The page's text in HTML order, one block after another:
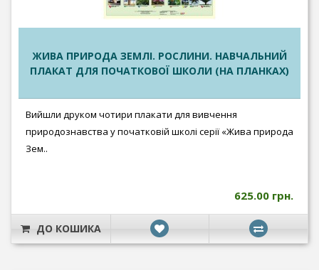
ЖИВА ПРИРОДА ЗЕМЛІ. РОСЛИНИ. НАВЧАЛЬНИЙ
ПЛАКАТ ДЛЯ ПОЧАТКОВОЇ ШКОЛИ (НА ПЛАНКАХ)
Вийшли друком чотири плакати для вивчення
природознавства у початковій школі серії «Жива природа
Зем..
625.00 грн.
ДО КОШИКА